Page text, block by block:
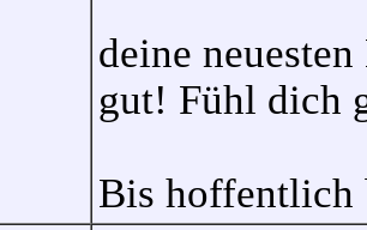
deine
gut! Fühl dich
Bis hoffentlich